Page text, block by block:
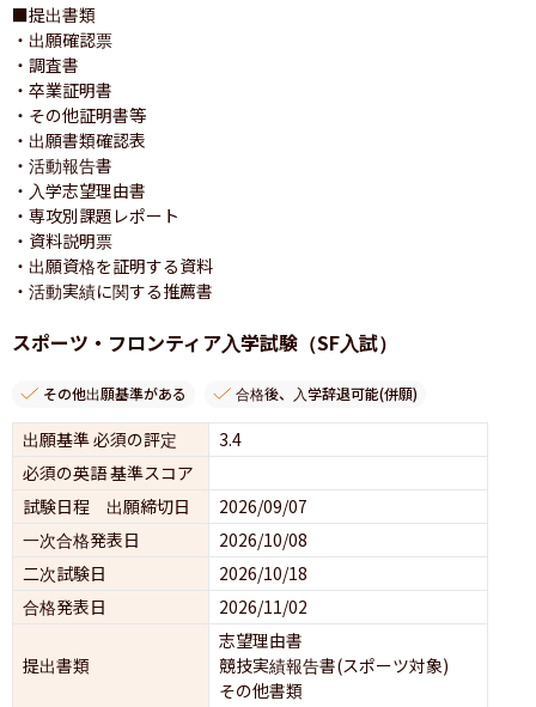
■提出書類
・出願確認票
・調査書
・卒業証明書
・その他証明書等
・出願書類確認表
・活動報告書
・入学志望理由書
・専攻別課題レポート
・資料説明票
・出願資格を証明する資料
・活動実績に関する推薦書
スポーツ・フロンティア入学試験（SF入試）
その他出願基準がある 合格後、入学辞退可能(併願)
出願基準 必須の評定
3.4
必須の英語 基準スコア
試験日程 出願締切日
2026/09/07
一次合格発表日
2026/10/08
二次試験日
2026/10/18
合格発表日
2026/11/02
提出書類
志望理由書
競技実績報告書(スポーツ対象)
その他書類